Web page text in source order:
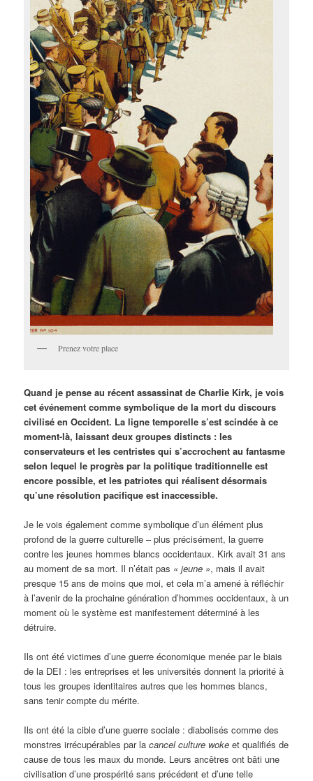
Prenez votre place
Quand je pense au récent assassinat de Charlie Kirk, je vois
cet événement comme symbolique de la mort du discours
civilisé en Occident. La ligne temporelle s’est scindée à ce
moment-là, laissant deux groupes distincts : les
conservateurs et les centristes qui s’accrochent au fantasme
selon lequel le progrès par la politique traditionnelle est
encore possible, et les patriotes qui réalisent désormais
qu’une résolution pacifique est inaccessible.
Je le vois également comme symbolique d’un élément plus
profond de la guerre culturelle – plus précisément, la guerre
contre les jeunes hommes blancs occidentaux. Kirk avait 31 ans
au moment de sa mort. Il n’était pas « jeune », mais il avait
presque 15 ans de moins que moi, et cela m’a amené à réfléchir
à l’avenir de la prochaine génération d’hommes occidentaux, à un
moment où le système est manifestement déterminé à les
détruire.
Ils ont été victimes d’une guerre économique menée par le biais
de la DEI : les entreprises et les universités donnent la priorité à
tous les groupes identitaires autres que les hommes blancs,
sans tenir compte du mérite.
Ils ont été la cible d’une guerre sociale : diabolisés comme des
monstres irrécupérables par lacancel culture woke et qualifiés de
cause de tous les maux du monde. Leurs ancêtres ont bâti une
civilisation d’une prospérité sans précédent et d’une telle